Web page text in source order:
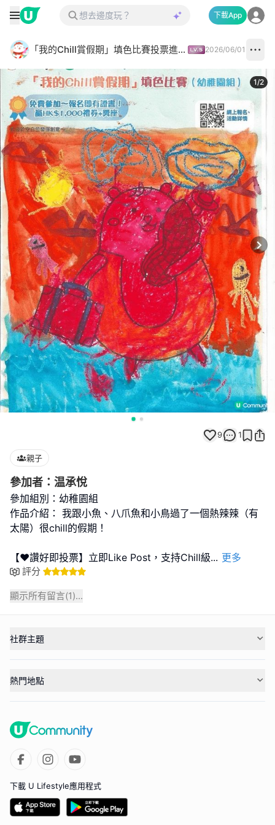
下載App
「我的Chill賞假期」填色比賽投票進行中✅ 2026/06/01
1/2
9 1
親子
參加者：温承悅
參加組別：幼稚園組
作品介紹： 我跟小魚、八爪魚和小鳥過了一個熱辣辣（有
太陽）很chill的假期！
【❤️讚好即投票】立即Like Post，支持Chill級... 更多
評分
顯示所有留言(1)...
社群主題
熱門地點
下載 U Lifestyle應用程式